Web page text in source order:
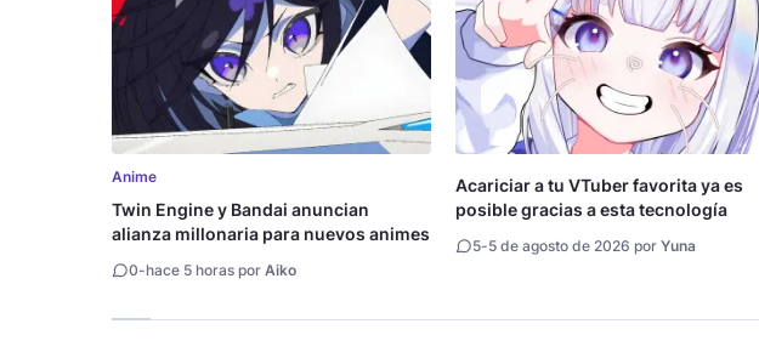
Anime
Twin Engine y Bandai anuncian
alianza millonaria para nuevos animes
0-hace 5 horas por Aiko
Acariciar a tu VTuber favorita ya es
posible gracias a esta tecnología
5-5 de agosto de 2026 por Yuna